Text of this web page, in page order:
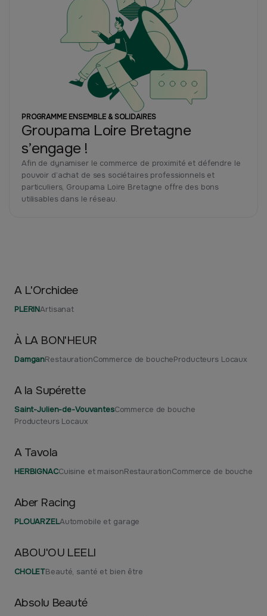
PROGRAMME ENSEMBLE & SOLIDAIRES
Groupama Loire Bretagne
s’engage !
Afin de dynamiser le commerce de proximité et défendre le
pouvoir d’achat de ses sociétaires professionnels et
particuliers, Groupama Loire Bretagne offre des bons
utilisables dans le réseau.
A L'Orchidee
PLERINArtisanat
À LA BON'HEUR
DamganRestaurationCommerce de boucheProducteurs Locaux
A la Supérette
Saint-Julien-de-VouvantesCommerce de bouche
Producteurs Locaux
A Tavola
HERBIGNACCuisine et maisonRestaurationCommerce de bouche
Aber Racing
PLOUARZELAutomobile et garage
ABOU'OU LEELI
CHOLETBeauté, santé et bien être
Absolu Beauté